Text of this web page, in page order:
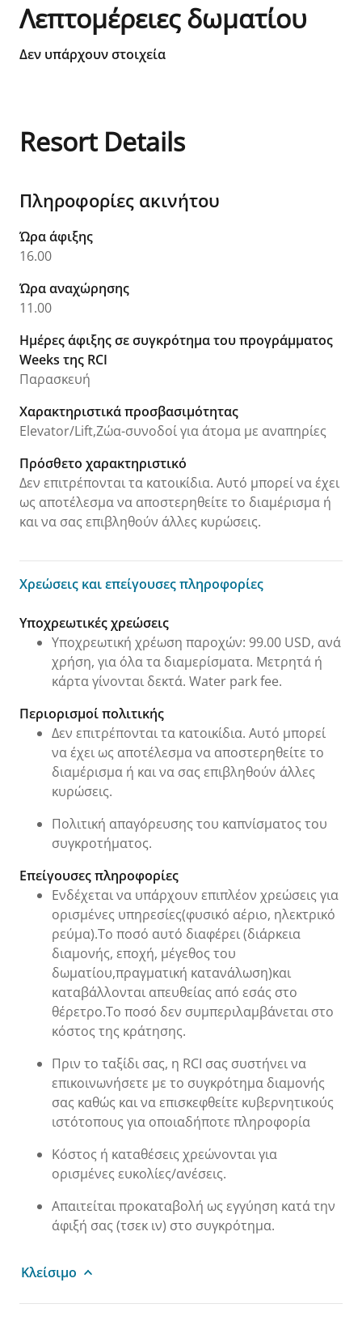
Λεπτομέρειες δωματίου
Δεν υπάρχουν στοιχεία
Resort Details
Πληροφορίες ακινήτου
Ώρα άφιξης
16.00
Ώρα αναχώρησης
11.00
Ημέρες άφιξης σε συγκρότημα του προγράμματος
Weeks της RCI
Παρασκευή
Χαρακτηριστικά προσβασιμότητας
Elevator/Lift,Ζώα-συνοδοί για άτομα με αναπηρίες
Πρόσθετο χαρακτηριστικό
Δεν επιτρέπονται τα κατοικίδια. Αυτό μπορεί να έχει
ως αποτέλεσμα να αποστερηθείτε το διαμέρισμα ή
και να σας επιβληθούν άλλες κυρώσεις.
Χρεώσεις και επείγουσες πληροφορίες
Χρεώσεις και επείγουσες πληροφορίες
Υποχρεωτικές χρεώσεις
Υποχρεωτική χρέωση παροχών: 99.00 USD, ανά
χρήση, για όλα τα διαμερίσματα. Μετρητά ή
κάρτα γίνονται δεκτά. Water park fee.
Περιορισμοί πολιτικής
Δεν επιτρέπονται τα κατοικίδια. Αυτό μπορεί
να έχει ως αποτέλεσμα να αποστερηθείτε το
διαμέρισμα ή και να σας επιβληθούν άλλες
κυρώσεις.
Πολιτική απαγόρευσης του καπνίσματος του
συγκροτήματος.
Επείγουσες πληροφορίες
Ενδέχεται να υπάρχουν επιπλέον χρεώσεις για
ορισμένες υπηρεσίες(φυσικό αέριο, ηλεκτρικό
ρεύμα).Το ποσό αυτό διαφέρει (διάρκεια
διαμονής, εποχή, μέγεθος του
δωματίου,πραγματική κατανάλωση)και
καταβάλλονται απευθείας από εσάς στο
θέρετρο.Το ποσό δεν συμπεριλαμβάνεται στο
κόστος της κράτησης.
Πριν το ταξίδι σας, η RCI σας συστήνει να
επικοινωνήσετε με το συγκρότημα διαμονής
σας καθώς και να επισκεφθείτε κυβερνητικούς
ιστότοπους για οποιαδήποτε πληροφορία
Κόστος ή καταθέσεις χρεώνονται για
ορισμένες ευκολίες/ανέσεις.
Απαιτείται προκαταβολή ως εγγύηση κατά την
άφιξή σας (τσεκ ιν) στο συγκρότημα.
Κλείσιμο